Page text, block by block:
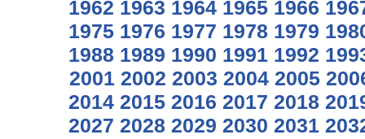
1962 1963 1964 1965 1966
1975 1976 1977 1978 1979
1988 1989 1990 1991 1992
2001 2002 2003 2004 2005
2014 2015 2016 2017 2018
2027 2028 2029 2030 2031